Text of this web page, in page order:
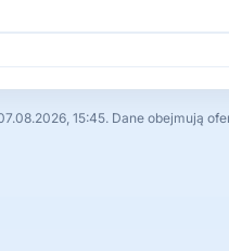
15:45. Dane obejmują